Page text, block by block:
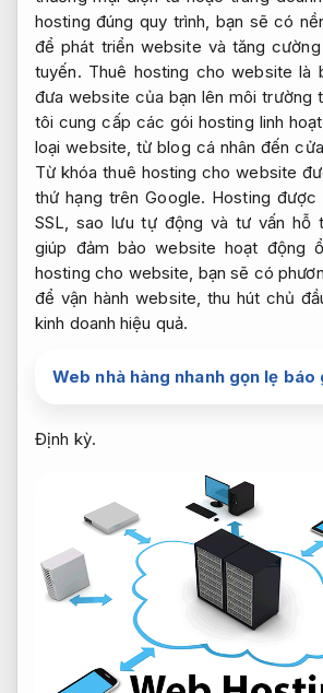
hosting đúng quy trình, bạn sẽ có
để phát triển website và tăng
tuyến. Thuê hosting cho website là
đưa website của bạn lên môi trường
tôi cung cấp các gói hosting linh
loại website, từ blog cá nhân đến
Từ khóa thuê hosting cho website
thứ hạng trên Google. Hosting
SSL, sao lưu tự động và tư vấn hỗ
giúp đảm bảo website hoạt động
hosting cho website, bạn sẽ có
để vận hành website, thu hút chủ
kinh doanh hiệu quả.
Web nhà hàng nhanh gọn lẹ
Định kỳ.